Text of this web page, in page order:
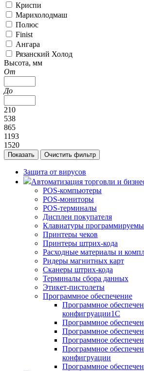
Криспи
Марихолодмаш
Полюс
Finist
Ангара
Рязанский Холод
Высота, мм
От
До
210
538
865
1193
1520
Защита от вирусов
Автоматизация торговли и
POS-компьютеры
POS-мониторы
POS-терминалы
Дисплеи покупателя
Клавиатуры
Принтеры чеков
Принтеры штрих-кода
Расходные материалы и
Ридеры магнитных карт
Сканеры штрих-кода
Терминалы сбора данных
Этикет-пистолеты
Программное обеспечение
Программное
конфигруации1С
Программное
Программное
Программное
Программное
конфигруации
Программное